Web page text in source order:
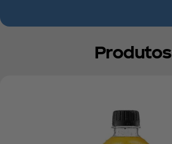
Produtos